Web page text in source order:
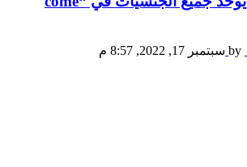
by سبتمبر 17, 2022, 8:57 م